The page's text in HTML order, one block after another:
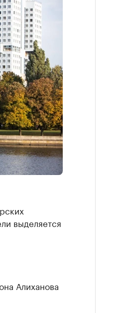
выделяется
Алиханова